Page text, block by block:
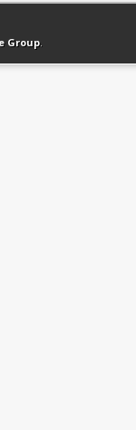
Version bas-débit
Group.